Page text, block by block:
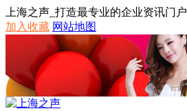
上海之声_打造最专业的企业资讯门户
加入收藏 网站地图